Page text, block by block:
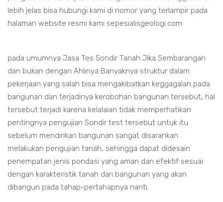
lebih jelas bisa hubungi kami di nomor yang terlampir pada
halaman website resmi kami sepesialisgeologi.com
pada umumnya Jasa Tes Sondir Tanah Jika Sembarangan
dan bukan dengan Ahlinya Banyaknya struktur dalam
pekerjaan yang salah bisa mengakibatkan keggagalan pada
bangunan dan terjadinya kerobohan bangunan tersebut, hal
tersebut terjadi karena kelalaian tidak memperhatikan
pentingnya pengujian Sondir test tersebut untuk itu
sebelum mendirikan bangunan sangat disarankan
melakukan pengujian tanah, sehingga dapat didesain
penempatan jenis pondasi yang aman dan efektif sesuai
dengan karakteristik tanah dari bangunan yang akan
dibangun pada tahap-pertahapnya nanti.